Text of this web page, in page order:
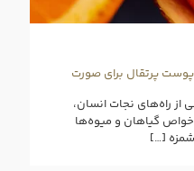
پرتقال برای صورت
از راه‌های نجات انسان،
گیاهان و میوه‌ها
[…]